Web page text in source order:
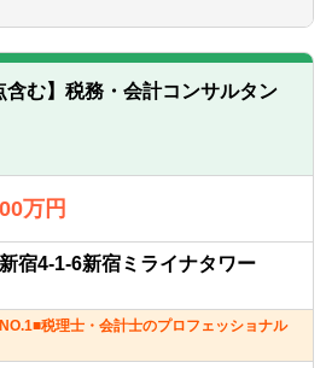
ィスグループでは、特定の職種に限定
応募者の経験・スキル・志向に応じて
ポジションを提案する「オープンポジ
」制度を導入しています。
成長を促進する環境を提供します。
卒から経験豊富なキャリア層まで幅広
しており、柔軟なキャリアパスの構築
により、担当業務が異なります。
全部門
会計/経営コンサル、FAS、M&A仲介
：会計/経営コンサルのみ
含む】税務・会計コンサルタン
万円
宿4-1-6新宿ミライナタワー
税理士・会計士のプロフェッショナル